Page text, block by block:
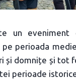
un eveniment
perioada
și domnițe și tot
perioade